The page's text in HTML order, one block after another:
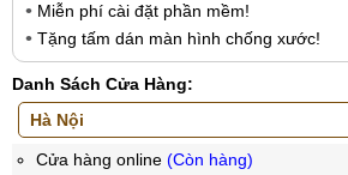
Miễn phí cài đặt phần mềm!
Tặng tấm dán màn hình chống xước!
Danh Sách Cửa Hàng:
Cửa hàng online (Còn hàng)